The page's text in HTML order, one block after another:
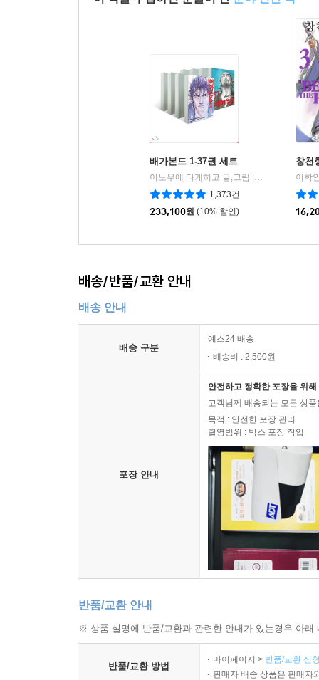
배가본드 1-37권 세트
이노우에 타케히코 글,그림
학산문화사
1,373건
233,100원 (10% 할인)
창천
이학
배송/반품/교환 안내
배송 안내
배송 구분
예스24 배송
배송비 : 2,500원
포장 안내
안전하고 정확한 포장을 위
고객님께 배송되는 모든 상
목적 : 안전한 포장 관리
촬영범위 : 박스 포장 작업
반품/교환 안내
※ 상품 설명에 반품/교환과 관련한 안내가 있는경우 아
반품/교환 방법
마이페이지 > 반품/교환 신
판매자 배송 상품은 판매자